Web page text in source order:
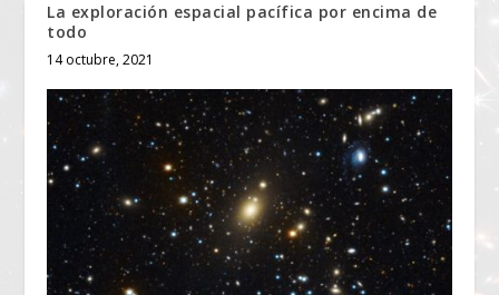
La exploración espacial pacífica por encima de
todo
14 octubre, 2021